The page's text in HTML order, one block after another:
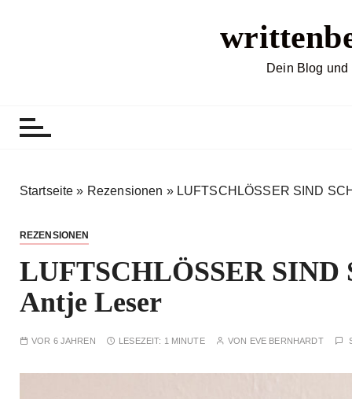
Dein Blog und
Startseite » Rezensionen » LUFTSCHLÖSSER SIND
REZENSIONEN
LUFTSCHLÖSSER
Antje Leser
VOR 6 JAHREN LESEZEIT: 1 MINUTE VON EVE BERNHARDT